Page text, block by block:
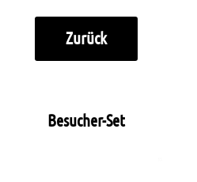
Zurück
Besucher-Set